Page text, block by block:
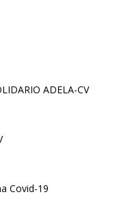
ADELA-CV
Covid-19